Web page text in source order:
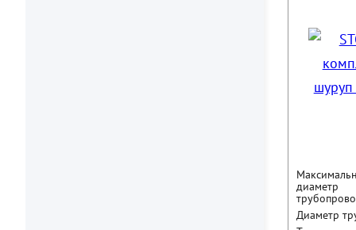
диаметр
Диаметр